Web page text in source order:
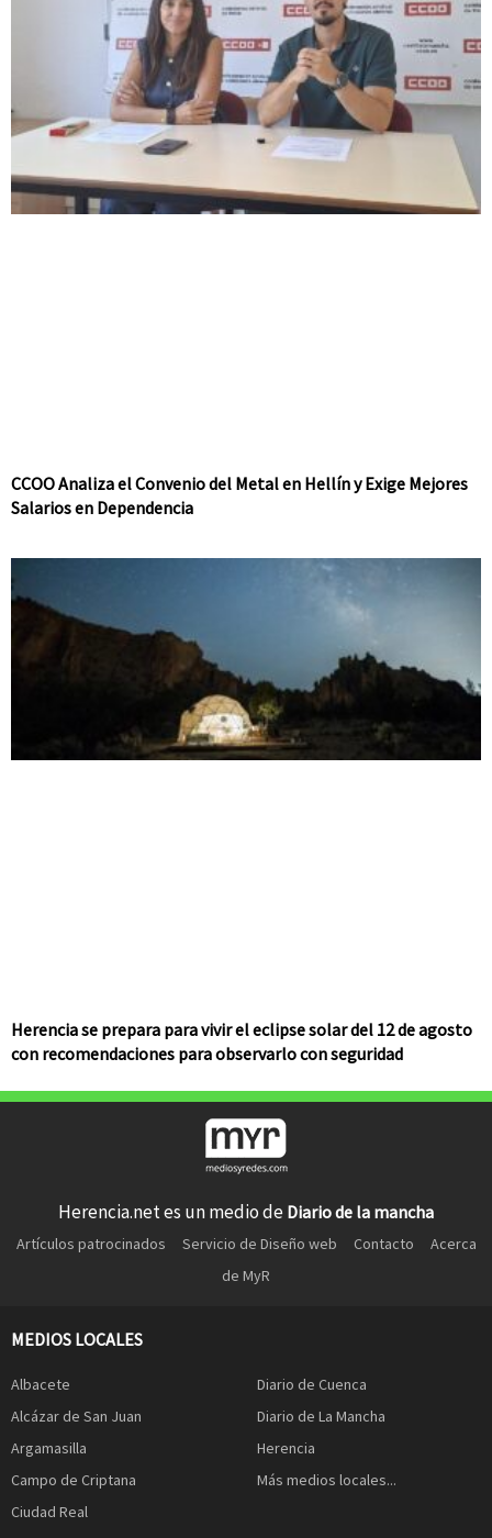
CCOO Analiza el Convenio del Metal en Hellín y Exige Mejores
Salarios en Dependencia
Herencia se prepara para vivir el eclipse solar del 12 de agosto
con recomendaciones para observarlo con seguridad
Herencia.net es un medio de Diario de la mancha
Artículos patrocinados Servicio de Diseño web Contacto
Acerca
de MyR
MEDIOS LOCALES
Albacete
Alcázar de San Juan
Argamasilla
Campo de Criptana
Ciudad Real
Diario de Cuenca
Diario de La Mancha
Herencia
Más medios locales...